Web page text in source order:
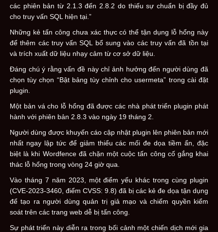
các phiên bản từ 2.1.3 đến 2.8.2 do thiếu sự chuẩn bị đầy đủ
cho truy vấn SQL hiện tại.”
Những kẻ tấn công chưa xác thực có thể tận dụng lỗ hổng này
để thêm các truy vấn SQL bổ sung vào các truy vấn đã tồn tại
và trích xuất dữ liệu nhạy cảm từ cơ sở dữ liệu.
Đáng chú ý rằng vấn đề này chỉ ảnh hưởng đến người dùng đã
chọn tùy chọn “Bật bảng tùy chỉnh cho usermeta” trong cài đặt
plugin.
Một bản vá cho lỗ hổng đã được các nhà phát triển plugin phát
hành với phiên bản 2.8.3 vào ngày 19 tháng 2.
Người dùng được khuyến cáo cập nhật plugin lên phiên bản mới
nhất ngay lập tức để giảm thiểu các mối đe dọa tiềm ẩn, đặc
biệt là khi Wordfence đã chặn một cuộc tấn công cố gắng khai
thác lỗ hổng trong vòng 24 giờ qua.
Vào tháng 7 năm 2023, một điểm yếu khác trong cùng plugin
(CVE-2023-3460, điểm CVSS: 9.8) đã bị các kẻ đe dọa tận dụng
để tạo ra người dùng quản trị giả mạo và chiếm quyền kiểm
soát trên các trang web dễ bị tấn công.
Sự phát triển này diễn ra trong bối cảnh một chiến dịch mới gia